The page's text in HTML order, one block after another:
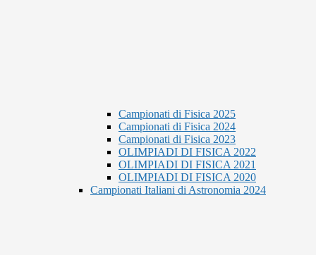
Campionati di Fisica 2025
Campionati di Fisica 2024
Campionati di Fisica 2023
OLIMPIADI DI FISICA 2022
OLIMPIADI DI FISICA 2021
OLIMPIADI DI FISICA 2020
Campionati Italiani di Astronomia 2024